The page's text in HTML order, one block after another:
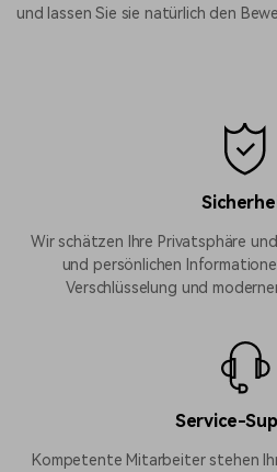
und lassen Sie sie natürlich den
Wir schätzen Ihre Privatsphäre
und persönlichen
Verschlüsselung und
Service-
Kompetente Mitarbeiter stehen